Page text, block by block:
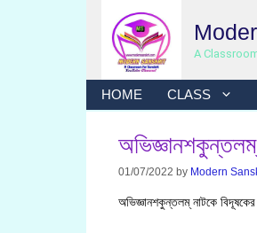
A
HOME CLASS
01/07/2022 by Modern
অভিজ্ঞানশকুন্তলম্ নাটকে